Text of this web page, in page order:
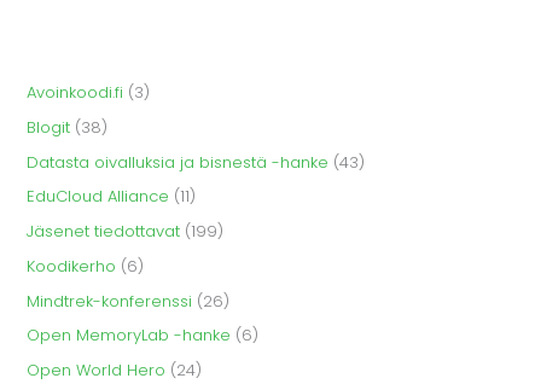
Avoinkoodi.fi (3)
Blogit (38)
Datasta oivalluksia ja bisnestä -hanke (43)
EduCloud Alliance (11)
Jäsenet tiedottavat (199)
Koodikerho (6)
Mindtrek-konferenssi (26)
Open MemoryLab -hanke (6)
Open World Hero (24)